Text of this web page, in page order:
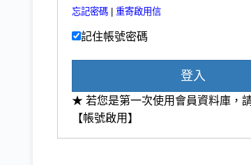
忘記密碼 重寄啟用信
記住帳號密碼
登入
★ 若您是第一次使用會員資料庫，
【帳號啟用】